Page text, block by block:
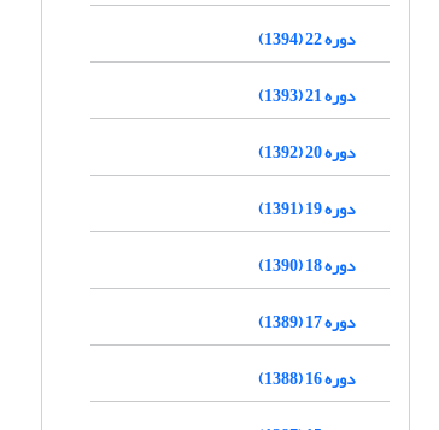
دوره 22 (1394)
دوره 21 (1393)
دوره 20 (1392)
دوره 19 (1391)
دوره 18 (1390)
دوره 17 (1389)
دوره 16 (1388)